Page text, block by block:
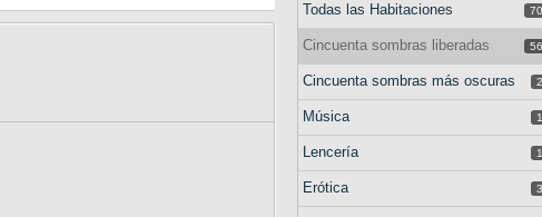
Todas las Habitaciones 70
Cincuenta sombras liberadas 56
Cincuenta sombras más oscuras 2
Música 1
Lencería 1
Erótica 3